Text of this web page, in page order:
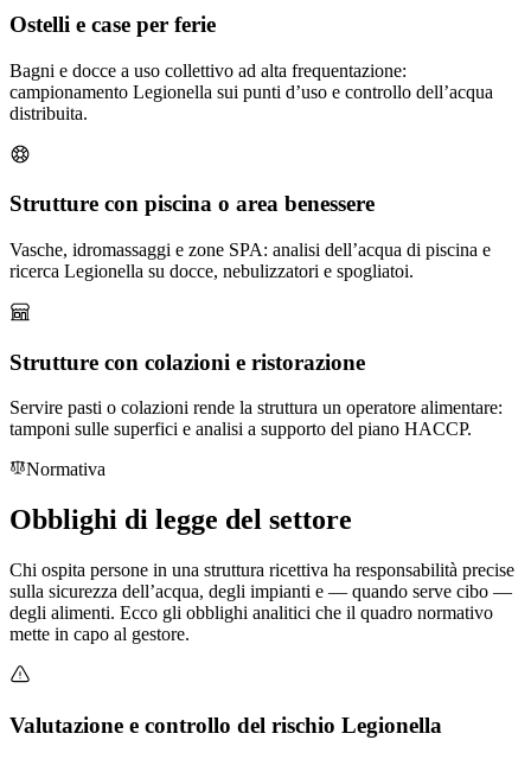
Ostelli e case per ferie
Bagni e docce a uso collettivo ad alta frequentazione:
campionamento Legionella sui punti d’uso e controllo dell’acqua
distribuita.
Strutture con piscina o area benessere
Vasche, idromassaggi e zone SPA: analisi dell’acqua di piscina e
ricerca Legionella su docce, nebulizzatori e spogliatoi.
Strutture con colazioni e ristorazione
Servire pasti o colazioni rende la struttura un operatore alimentare:
tamponi sulle superfici e analisi a supporto del piano HACCP.
Normativa
Obblighi di legge del settore
Chi ospita persone in una struttura ricettiva ha responsabilità precise
sulla sicurezza dell’acqua, degli impianti e — quando serve cibo —
degli alimenti. Ecco gli obblighi analitici che il quadro normativo
mette in capo al gestore.
Valutazione e controllo del rischio Legionella